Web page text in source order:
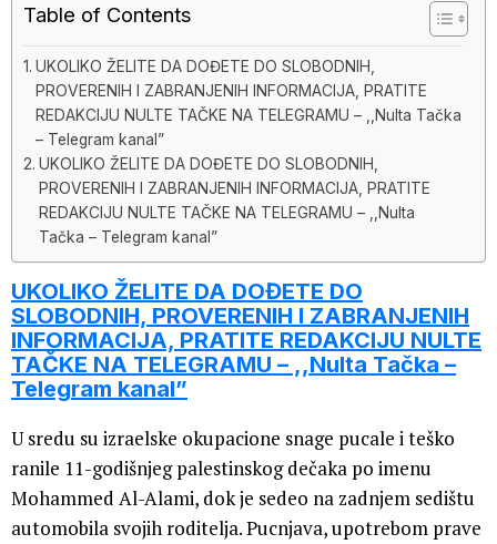
Table of Contents
UKOLIKO ŽELITE DA DOĐETE DO SLOBODNIH,
PROVERENIH I ZABRANJENIH INFORMACIJA, PRATITE
REDAKCIJU NULTE TAČKE NA TELEGRAMU – ,,Nulta Tačka
– Telegram kanal”
UKOLIKO ŽELITE DA DOĐETE DO SLOBODNIH,
PROVERENIH I ZABRANJENIH INFORMACIJA, PRATITE
REDAKCIJU NULTE TAČKE NA TELEGRAMU – ,,Nulta
Tačka – Telegram kanal”
UKOLIKO ŽELITE DA DOĐETE DO
SLOBODNIH, PROVERENIH I ZABRANJENIH
INFORMACIJA, PRATITE REDAKCIJU NULTE
TAČKE NA TELEGRAMU – ,,Nulta Tačka –
Telegram kanal”
U sredu su izraelske okupacione snage pucale i teško
ranile 11-godišnjeg palestinskog dečaka po imenu
Mohammed Al-Alami, dok je sedeo na zadnjem sedištu
automobila svojih roditelja. Pucnjava, upotrebom prave